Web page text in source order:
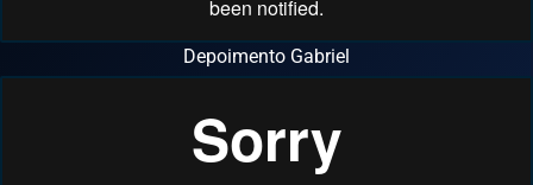
Depoimento Gabriel